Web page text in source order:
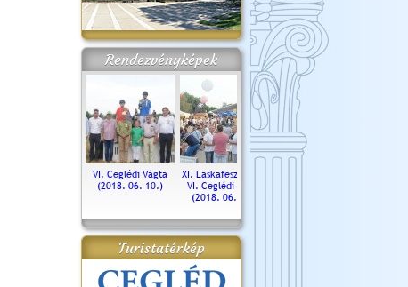
Rendezvényképek
VI. Ceglédi Vágta
(2018. 06. 10.)
XI. Laskafesztivál és
VI. Ceglédi Vágta
(2018. 06. 10.)
Turistatérkép